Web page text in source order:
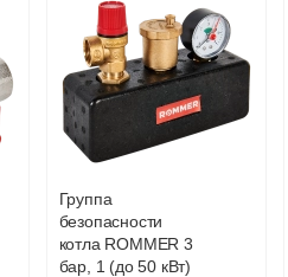
Группа
безопасности
котла ROMMER 3
бар, 1 (до 50 кВт)